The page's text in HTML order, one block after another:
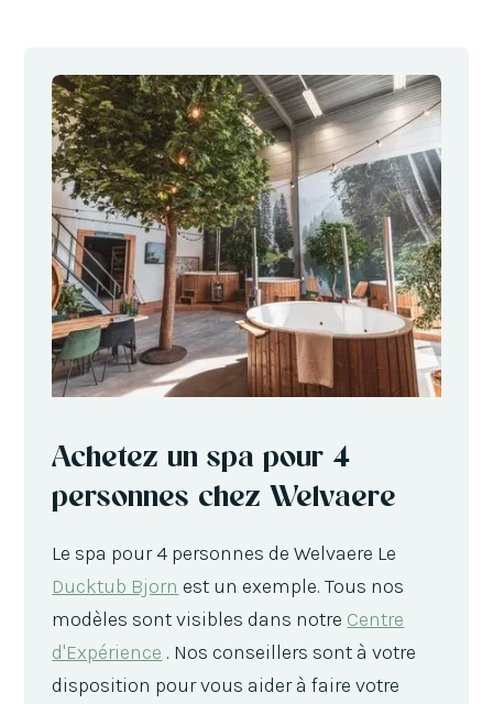
Achetez un spa pour 4
personnes chez Welvaere
Le spa pour 4 personnes de Welvaere Le
Ducktub Bjorn est un exemple. Tous nos
modèles sont visibles dans notre Centre
d'Expérience . Nos conseillers sont à votre
disposition pour vous aider à faire votre